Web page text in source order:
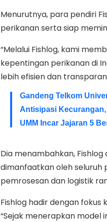
Menurutnya, para pendiri
perikanan serta siap
“Melalui Fishlog, kami
kepentingan perikanan di
lebih efisien dan
Gandeng Telkom
Antisipasi Kecurangan,
UMM Incar Jajaran 5
Dia menambahkan,
dimanfaatkan oleh seluruh
pemrosesan dan logistik
Fishlog hadir dengan fokus
“Sejak menerapkan model